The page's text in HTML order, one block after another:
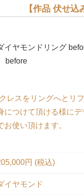
【作品 伏せ込
before
レスをリングへとリ
につけて頂ける様に
使い頂けます。
円 (税込)
イヤモンド